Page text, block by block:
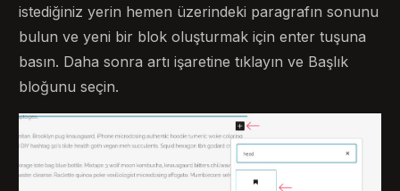
istediğiniz yerin hemen üzerindeki paragrafın sonunu
bulun ve yeni bir blok oluşturmak için enter tuşuna
basın. Daha sonra artı işaretine tıklayın ve Başlık
bloğunu seçin.